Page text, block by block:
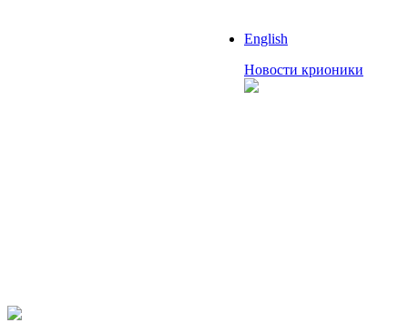
English
Новости крионики